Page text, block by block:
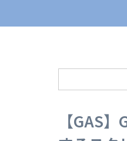
【GAS